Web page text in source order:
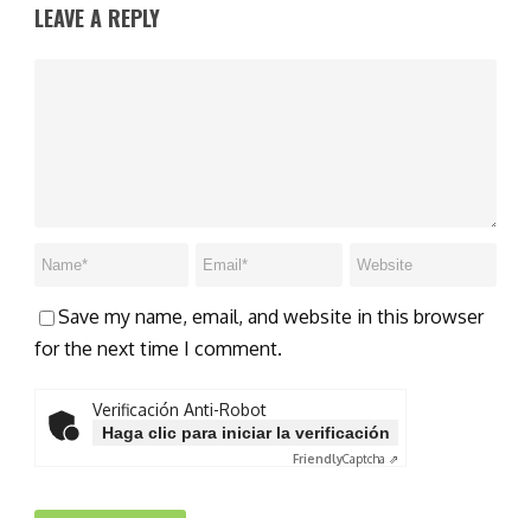
LEAVE A REPLY
Save my name, email, and website in this browser
for the next time I comment.
Verificación Anti-Robot
Haga clic para iniciar la verificación
FriendlyCaptcha ⇗